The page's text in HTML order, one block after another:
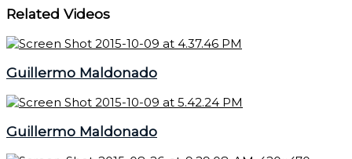
Related Videos
Guillermo Maldonado
Guillermo Maldonado